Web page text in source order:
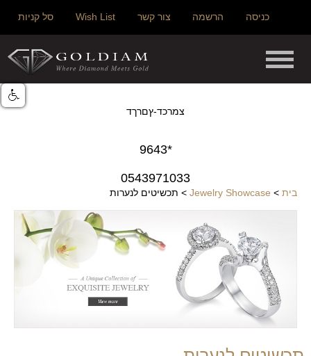
כניסה הרשמה צור קשר Wish List סל קניות
צמרכד-ץםרךד
*9643
0543971033
בית >
Jewelry Showcase
> תכשיטים לנערות